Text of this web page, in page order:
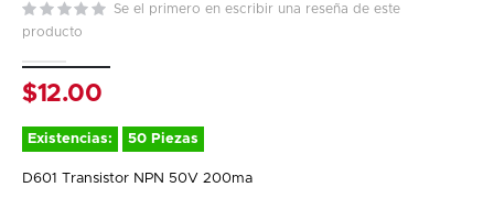
of
the
images
gallery
Se el primero en escribir una reseña de este
producto
$12.00
Existencias: 50 Piezas
D601 Transistor NPN 50V 200ma